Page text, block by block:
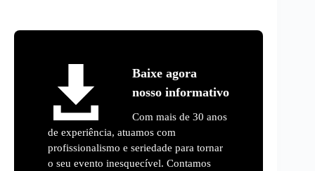
Baixe agora
nosso informativo
Com mais de 30 anos
de experiência, atuamos com
profissionalismo e seriedade para tornar
o seu evento inesquecível. Contamos